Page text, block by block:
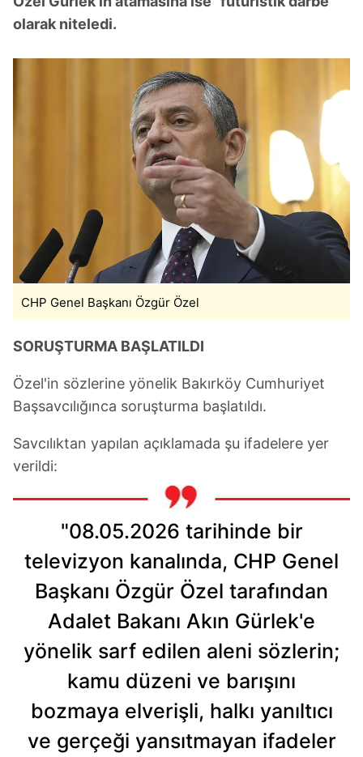
olarak niteledi.
CHP Genel Başkanı Özgür Özel
SORUŞTURMA BAŞLATILDI
Özel'in sözlerine yönelik Bakırköy Cumhuriyet
Başsavcılığınca soruşturma başlatıldı.
Savcılıktan yapılan açıklamada şu ifadelere yer
verildi:
"08.05.2026 tarihinde bir
televizyon kanalında, CHP Genel
Başkanı Özgür Özel tarafından
Adalet Bakanı Akın Gürlek'e
yönelik sarf edilen aleni sözlerin;
kamu düzeni ve barışını
bozmaya elverişli, halkı yanıltıcı
ve gerçeği yansıtmayan ifadeler